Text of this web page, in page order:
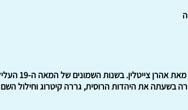
סיפור המלשינות
בשעתה את היהדות הרוסית, גררה קיטרוג וחילול השם